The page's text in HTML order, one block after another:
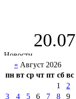
« Август 2026
пн вт ср чт пт сб вс
1
2
3
4 5 6 7 8 9